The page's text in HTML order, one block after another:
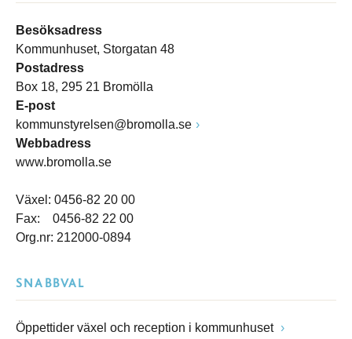
Besöksadress
Kommunhuset, Storgatan 48
Postadress
Box 18, 295 21 Bromölla
E-post
kommunstyrelsen@bromolla.se
Webbadress
www.bromolla.se
Växel: 0456-82 20 00
Fax: 0456-82 22 00
Org.nr: 212000-0894
SNABBVAL
Öppettider växel och reception i kommunhuset